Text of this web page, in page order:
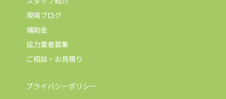
現場ブログ
補助金
協力業者募集
ご相談・お見積り
プライバシーポリシー